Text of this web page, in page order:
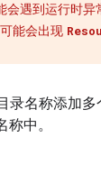
遇到运行时异
能会出现
录名称添加多
中。